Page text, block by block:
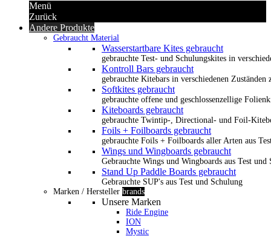
Menü
Zurück
Andere Produkte
Gebraucht Material
Wasserstartbare Kites gebraucht
gebrauchte Test- und Schulungskites in
Kontroll Bars gebraucht
gebrauchte Kitebars in verschiedenen Zuständen
Softkites gebraucht
gebrauchte offene und geschlossenzellige
Kiteboards gebraucht
gebrauchte Twintip-, Directional- und Foil-
Foils + Foilboards gebraucht
gebrauchte Foils + Foilboards aller Arten aus
Wings und Wingboards gebraucht
Gebrauchte Wings und Wingboards aus Test und
Stand Up Paddle Boards gebraucht
Gebrauchte SUP's aus Test und Schulung
Marken / Hersteller brands
Unsere Marken
Ride Engine
ION
Mystic